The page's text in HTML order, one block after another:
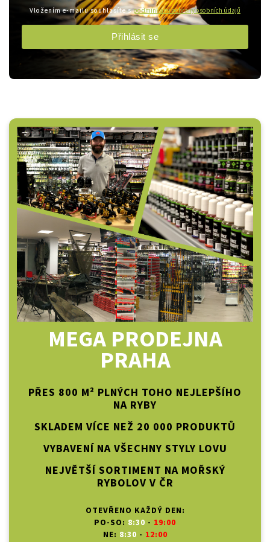
MEGA PRODEJNA
PRAHA
PŘES 800 M² PLNÝCH TOHO NEJLEPŠÍHO
NA RYBY
SKLADEM VÍCE NEŽ 20 000 PRODUKTŮ
VYBAVENÍ NA VŠECHNY STYLY LOVU
NEJVĚTŠÍ SORTIMENT NA MOŘSKÝ
RYBOLOV V ČR
OTEVŘENO KAŽDÝ DEN:
PO-SO: 8:30 - 19:00
NE: 8:30 - 12:00
Vložením e-mailu souhlasíte spodmínkami ochrany osobních údajů
Přihlásit se